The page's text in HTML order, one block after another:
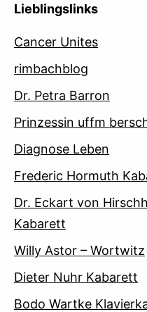
Lieblingslinks
Cancer Unites
rimbachblog
Dr. Petra Barron
Prinzessin uffm
Diagnose Leben
Frederic Hormuth
Dr. Eckart von
Kabarett
Willy Astor – Wortwitz
Dieter Nuhr Kabarett
Bodo Wartke